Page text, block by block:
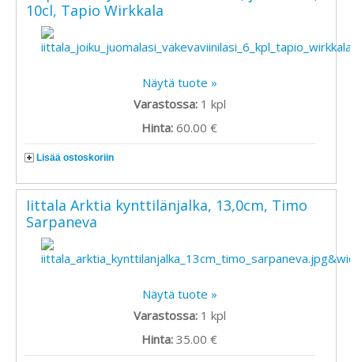
10cl, Tapio Wirkkala
Näytä tuote »
Varastossa: 1 kpl
Hinta:60.00 €
Lisää ostoskoriin
Iittala Arktia kynttilänjalka, 13,0cm, Timo
Sarpaneva
Näytä tuote »
Varastossa: 1 kpl
Hinta:35.00 €